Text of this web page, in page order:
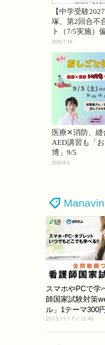
【中学受験
塚、第2回合不
ト（7/5実施）
74・桜蔭70＜PR
2026.7.10
医療✕消防、縫
AED講習も「
博」9/5
2026.8.6
スマホやPCで学
師国家試験対策
ル」1テーマ300
2013.11.1 Fri 12:46